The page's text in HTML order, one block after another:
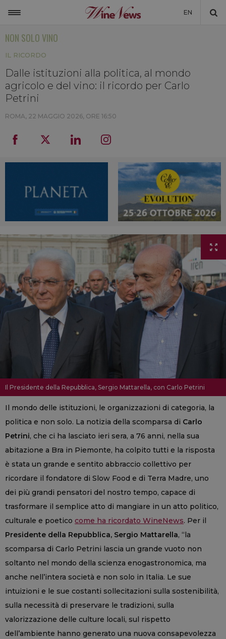
EN
NON SOLO VINO
LA CANTINA DI WINENEWS
DICONO DI NOI
NON SOLO VINO
IL RICORDO
Dalle istituzioni alla politica, al mondo
agricolo e del vino: il ricordo per Carlo
Petrini
ROMA, 22 MAGGIO 2026, ORE 16:50
Il Presidente della Repubblica, Sergio Mattarella, con Carlo Petrini
Il mondo delle istituzioni, le organizzazioni di categoria, la
politica e non solo. La notizia della scomparsa di Carlo
Petrini, che ci ha lasciato ieri sera, a 76 anni, nella sua
abitazione a Bra in Piemonte, ha colpito tutti e la risposta
è stata un grande e sentito abbraccio collettivo per
ricordare il fondatore di Slow Food e di Terra Madre, uno
dei più grandi pensatori del nostro tempo, capace di
trasformare il semplice atto di mangiare in un atto politico,
culturale e poetico come ha ricordato WineNews. Per il
Presidente della Repubblica, Sergio Mattarella, “la
scomparsa di Carlo Petrini lascia un grande vuoto non
soltanto nel mondo della scienza enogastronomica, ma
anche nell’intera società e non solo in Italia. Le sue
intuizioni e le sue costanti sollecitazioni sulla sostenibilità,
sulla necessità di preservare le tradizioni, sulla
valorizzazione delle culture locali, sul rispetto
dell’ambiente hanno generato una nuova consapevolezza